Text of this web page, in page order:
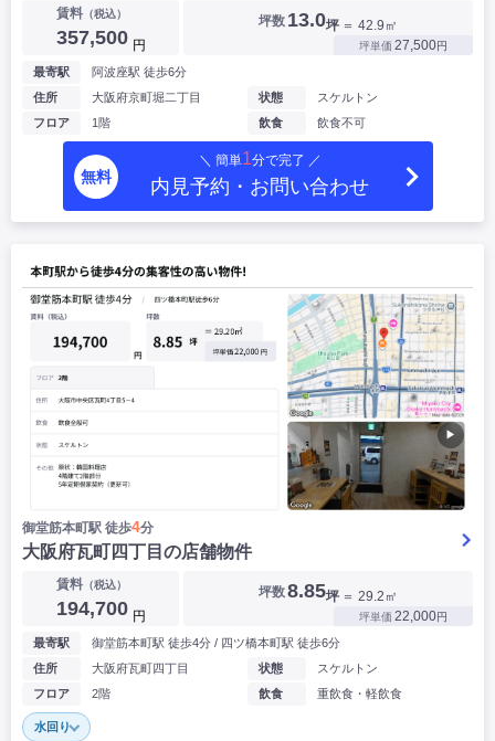
ネットカフェ・漫画喫茶
スタジオ・ホール
こだわり条件から探す
スケルトン | 指定なし |
賃料（税込）
357,500 円
坪数 13.0坪 ＝ 42.9㎡
坪単価 27,500円
最寄駅
阿波座駅 徒歩6分
住所
大阪府京町堀二丁目
フロア
1階
状態
スケルトン
飲食
飲食不可
無料
＼ 簡単1分で完了 ／
内見予約・お問い合わせ
▶
御堂筋本町駅 徒歩4分
大阪府瓦町四丁目の店舗物件
賃料（税込）
194,700 円
坪数8.85坪 ＝ 29.2㎡
坪単価 22,000円
最寄駅
御堂筋本町駅 徒歩4分 / 四ツ橋本町駅 徒歩6分
住所
大阪府瓦町四丁目
フロア
2階
状態
スケルトン
飲食
重飲食・軽飲食
水回り